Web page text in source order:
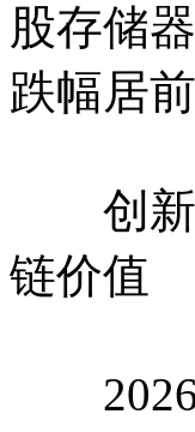
股存储
跌幅居
创新
链价值
2026